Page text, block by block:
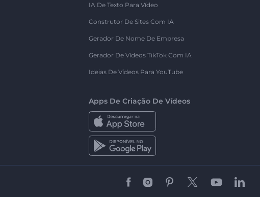
IA De Texto Para Vídeo
Construtor De Sites Com IA
Gerador De Nome De Empresa
Gerador De Vídeos TikTok Com IA
Ideias De Vídeos Para YouTube
Apps De Criação De Vídeos